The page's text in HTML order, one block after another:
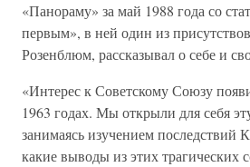
«Панораму» за май 1988 года со
первым», в ней один из
Розенблюм, рассказывал о себе и
«Интерес к Советскому Союзу
1963 годах. Мы открыли для себя
занимаясь изучением последствий
какие выводы из этих трагических